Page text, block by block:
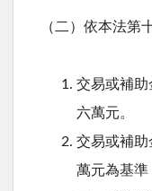
（二）依本法第
交易或補助
六萬元。
交易或補
萬元為基